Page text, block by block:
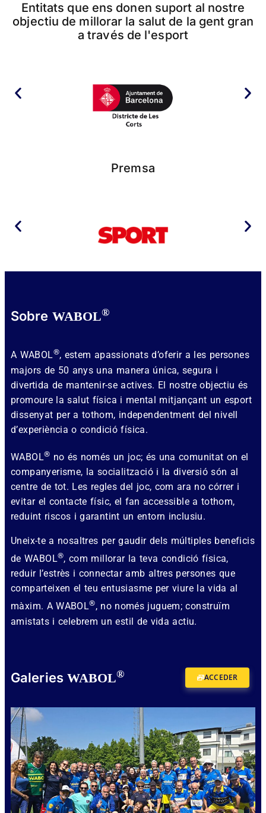
Entitats que ens donen suport al nostre
objectiu de millorar la salut de la gent gran
a través de l'esport
Premsa
Sobre WABOL®
A WABOL®, estem apassionats d’oferir a les persones
majors de 50 anys una manera única, segura i
divertida de mantenir-se actives. El nostre objectiu és
promoure la salut física i mental mitjançant un esport
dissenyat per a tothom, independentment del nivell
d’experiència o condició física.
WABOL® no és només un joc; és una comunitat on el
companyerisme, la socialització i la diversió són al
centre de tot. Les regles del joc, com ara no córrer i
evitar el contacte físic, el fan accessible a tothom,
reduint riscos i garantint un entorn inclusiu.
Uneix-te a nosaltres per gaudir dels múltiples beneficis
de WABOL®, com millorar la teva condició física,
reduir l’estrès i connectar amb altres persones que
comparteixen el teu entusiasme per viure la vida al
màxim. A WABOL®, no només juguem; construïm
amistats i celebrem un estil de vida actiu.
Galeries WABOL® ACCEDER